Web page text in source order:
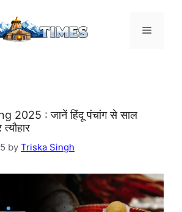
Menu
2025 : जानें हिंदू पंचांग से साल
by Triska Singh